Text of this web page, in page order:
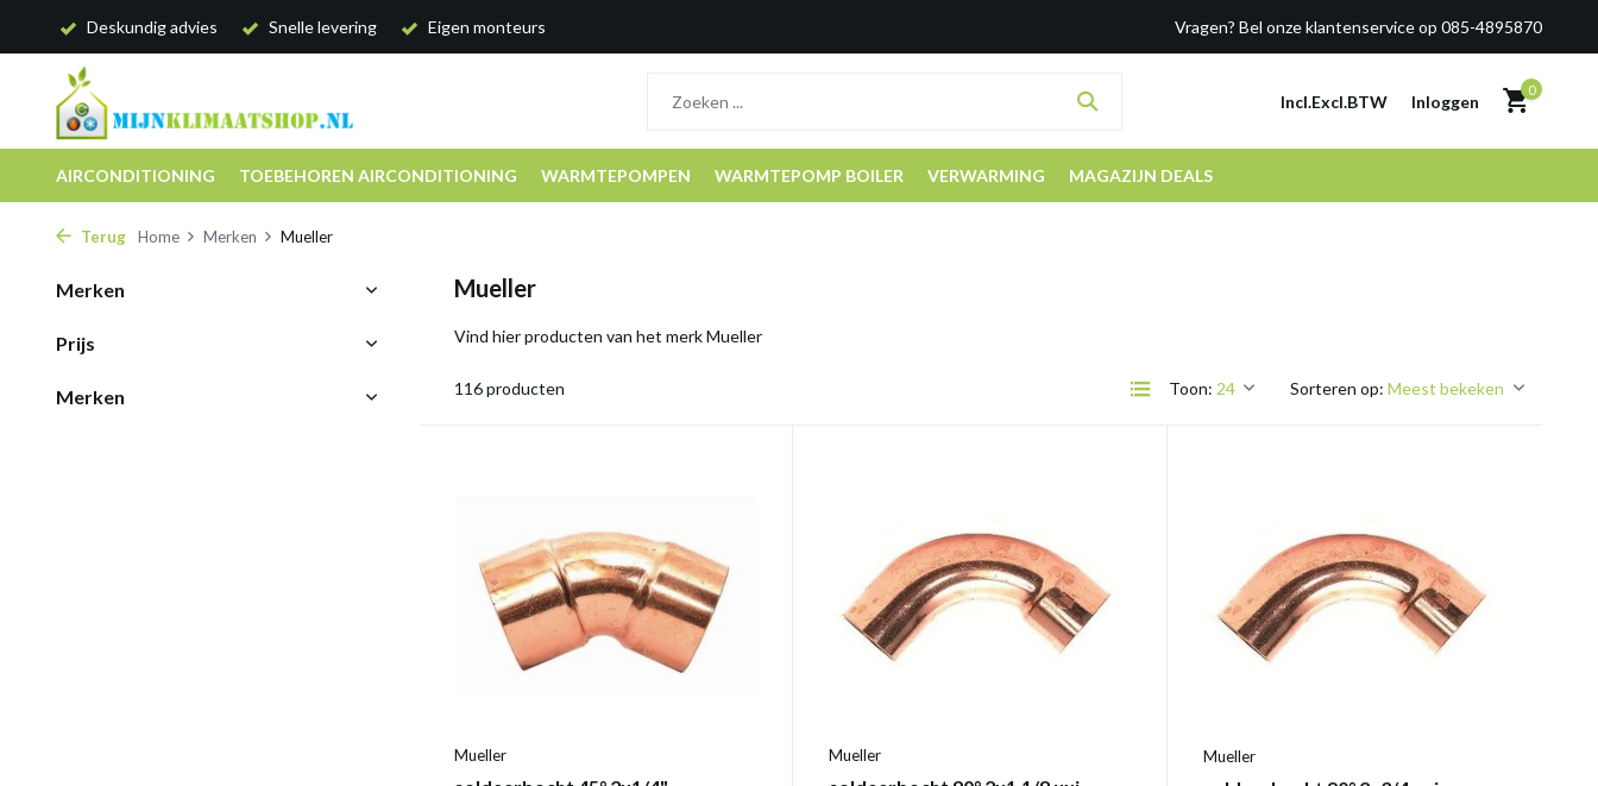
Deskundig advies Snelle levering Eigen monteurs Vragen? Bel onze klantenservice op 085-4895870
Incl.Excl.BTW Inloggen
0
AIRCONDITIONING TOEBEHOREN AIRCONDITIONING WARMTEPOMPEN WARMTEPOMP BOILER VERWARMING MAGAZIJN DEALS
Terug Home Merken Mueller
Merken
Prijs
Merken
Mueller
Vind hier producten van het merk Mueller
116 producten Toon: Sorteren op:
Mueller Mueller Mueller